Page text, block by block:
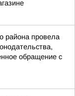
района провела
обращение с